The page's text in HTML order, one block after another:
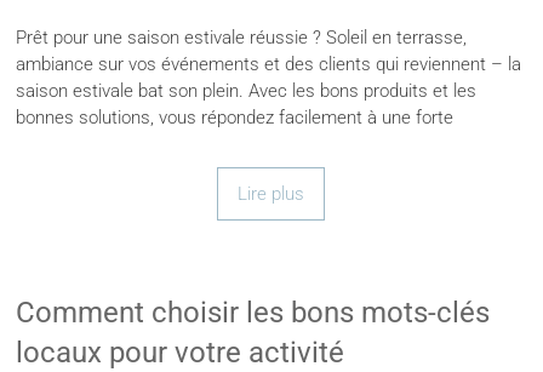
Prêt pour une saison estivale réussie ? Soleil en terrasse,
ambiance sur vos événements et des clients qui reviennent – la
saison estivale bat son plein. Avec les bons produits et les
bonnes solutions, vous répondez facilement à une forte
Lire plus
Comment choisir les bons mots-clés
locaux pour votre activité